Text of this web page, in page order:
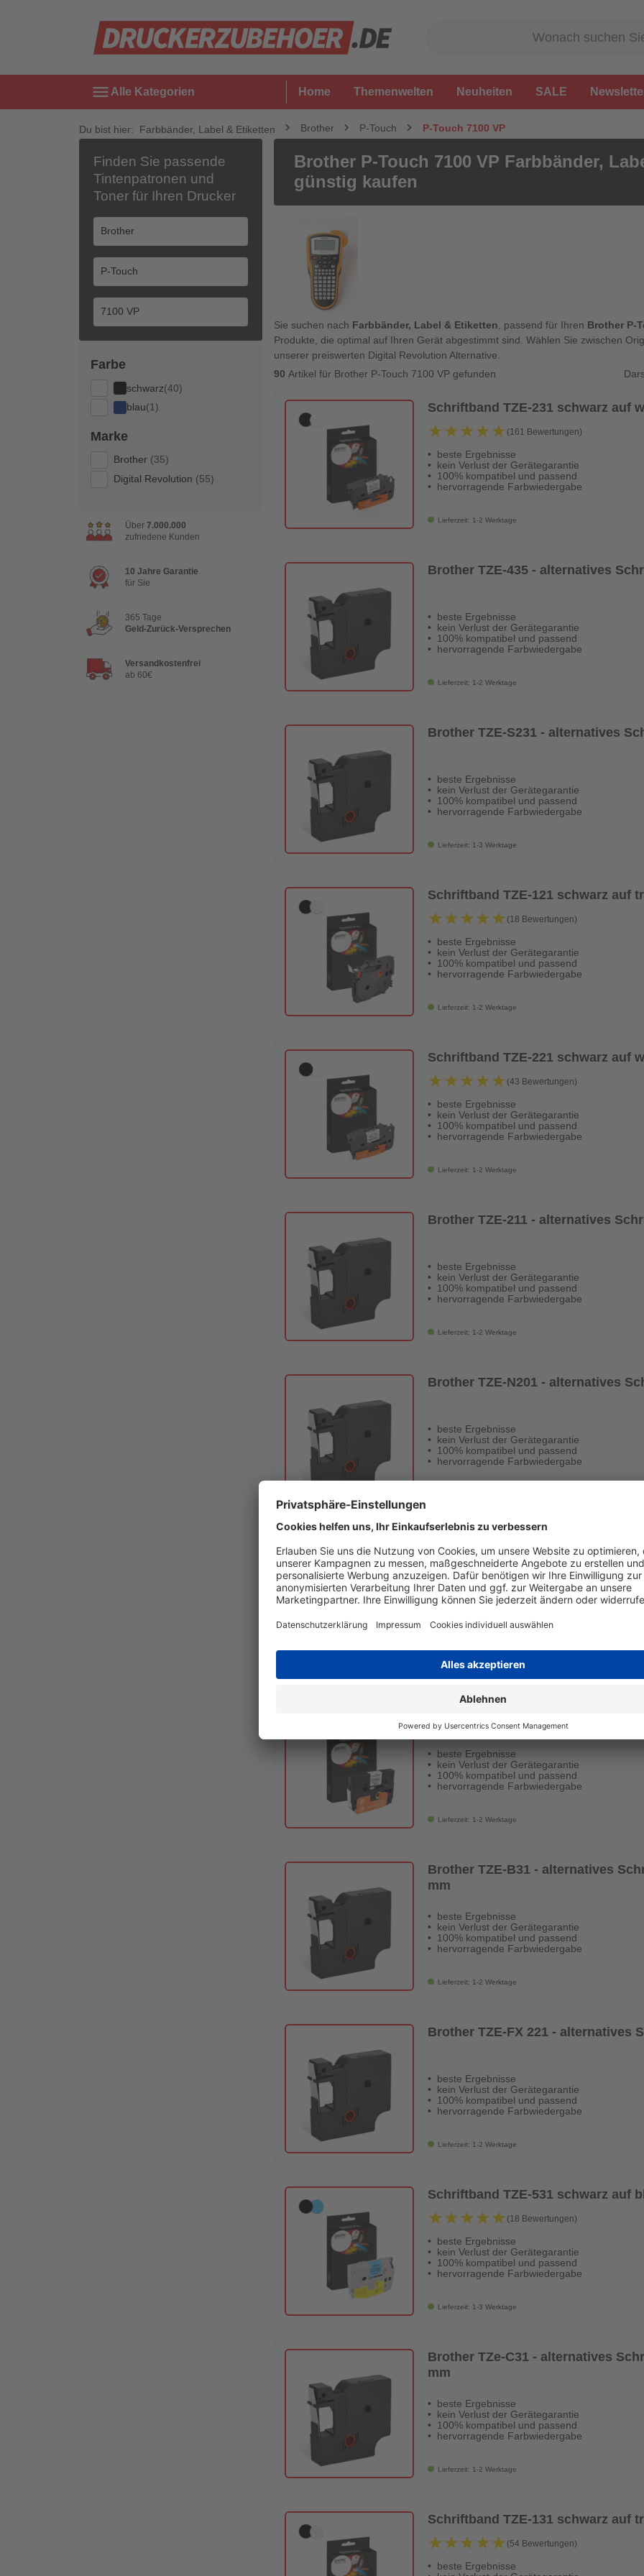
menu Alle Kategorien Home Themenwelten Neuheiten SALE
Du bist hier: Farbbänder, Label & Etiketten Brother P-Touch P-Touch 7100 VP
Finden Sie passende
Tintenpatronen und
Toner für Ihren Drucker
Farbe
schwarz(40)
blau(1)
Marke
Brother (35)
Digital Revolution (55)
Über 7.000.000
zufriedene Kunden
10 Jahre Garantie
für Sie
365 Tage
Geld-Zurück-Versprechen
Versandkostenfrei
ab 60€
Brother P-Touch 7100 VP Farbbänder,
günstig kaufen
Sie suchen nach Farbbänder, Label & Etiketten , passend für Ihren Brother P-
Produkte, die optimal auf Ihren Gerät abgestimmt sind. Wählen Sie zwischen
unserer preiswerten Digital Revolution Alternative.
90 Artikel für Brother P-Touch 7100 VP gefunden
Schriftband TZE-231 schwarz auf
★★★★★
★★★★★ (161 Bewertungen)
beste Ergebnisse
kein Verlust der Gerätegarantie
100% kompatibel und passend
hervorragende Farbwiedergabe
Lieferzeit: 1-2 Werktage
Brother TZE-435 - alternatives
beste Ergebnisse
kein Verlust der Gerätegarantie
100% kompatibel und passend
hervorragende Farbwiedergabe
Lieferzeit: 1-2 Werktage
Brother TZE-S231 - alternatives
beste Ergebnisse
kein Verlust der Gerätegarantie
100% kompatibel und passend
hervorragende Farbwiedergabe
Lieferzeit: 1-3 Werktage
Schriftband TZE-121 schwarz auf
★★★★★
★★★★★ (18 Bewertungen)
beste Ergebnisse
kein Verlust der Gerätegarantie
100% kompatibel und passend
hervorragende Farbwiedergabe
Lieferzeit: 1-2 Werktage
Schriftband TZE-221 schwarz auf
★★★★★
★★★★★ (43 Bewertungen)
beste Ergebnisse
kein Verlust der Gerätegarantie
100% kompatibel und passend
hervorragende Farbwiedergabe
Lieferzeit: 1-2 Werktage
Brother TZE-211 - alternatives
beste Ergebnisse
kein Verlust der Gerätegarantie
100% kompatibel und passend
hervorragende Farbwiedergabe
Lieferzeit: 1-2 Werktage
Brother TZE-N201 - alternatives
beste Ergebnisse
kein Verlust der Gerätegarantie
100% kompatibel und passend
hervorragende Farbwiedergabe
Brother TZE-N 231 - alternatives
Meter - Digital Revolution
beste Ergebnisse
kein Verlust der Gerätegarantie
hervorragende Farbwiedergabe
Brother TZE-FX 231 -
beste Ergebnisse
kein Verlust der Gerätegarantie
100% kompatibel und passend
hervorragende Farbwiedergabe
Lieferzeit: 1-2 Werktage
Brother TZE-B31 - alternatives
mm
beste Ergebnisse
kein Verlust der Gerätegarantie
100% kompatibel und passend
hervorragende Farbwiedergabe
Lieferzeit: 1-2 Werktage
Brother TZE-FX 221 - alternatives
beste Ergebnisse
kein Verlust der Gerätegarantie
100% kompatibel und passend
hervorragende Farbwiedergabe
Lieferzeit: 1-2 Werktage
Schriftband TZE-531 schwarz auf
★★★★★
★★★★★ (18 Bewertungen)
beste Ergebnisse
kein Verlust der Gerätegarantie
100% kompatibel und passend
hervorragende Farbwiedergabe
Lieferzeit: 1-3 Werktage
Brother TZe-C31 - alternatives
mm
beste Ergebnisse
kein Verlust der Gerätegarantie
100% kompatibel und passend
hervorragende Farbwiedergabe
Lieferzeit: 1-2 Werktage
Schriftband TZE-131 schwarz auf
★★★★★
★★★★★ (54 Bewertungen)
beste Ergebnisse